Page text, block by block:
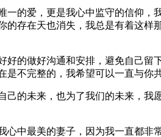
的爱，更是我心中监守的信仰，
存在天也消失，我总是有着这样
的做好沟通和安排，避免自己留
不完整的，我希望可以一直与你
的未来，也为了我们的未来，我
中最美的妻子，因为我一直都非